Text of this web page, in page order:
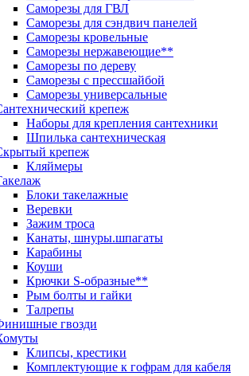
Саморезы для ГВЛ
Саморезы для сэндвич панелей
Саморезы кровельные
Саморезы нержавеющие**
Саморезы по дереву
Саморезы с прессшайбой
Саморезы универсальные
крепеж
Наборы для крепления сантехники
Шпилька сантехническая
крепеж
Кляймеры
Блоки такелажные
Веревки
Зажим троса
Канаты, шнуры.шпагаты
Карабины
Коуши
Крючки S-образные**
Рым болты и гайки
Талрепы
гвозди
Клипсы, крестики
Комплектующие к гофрам для кабеля